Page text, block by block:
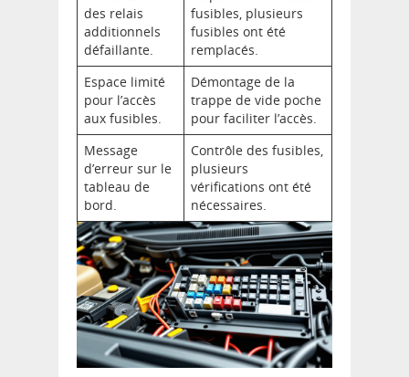
des relais
additionnels
défaillante.
fusibles, plusieurs
fusibles ont été
remplacés.
Espace limité
pour l’accès
aux fusibles.
Démontage de la
trappe de vide poche
pour faciliter l’accès.
Message
d’erreur sur le
tableau de
bord.
Contrôle des fusibles,
plusieurs
vérifications ont été
nécessaires.